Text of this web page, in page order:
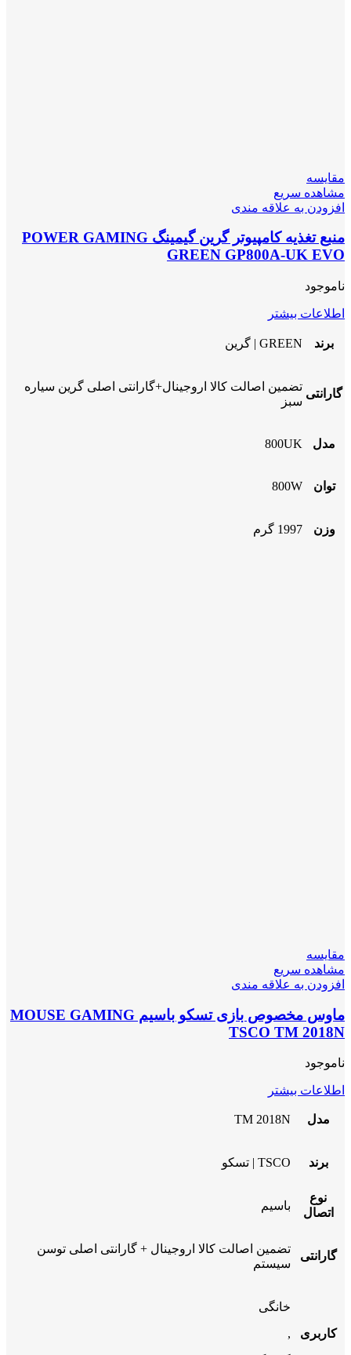
مقایسه
مشاهده سریع
افزودن به علاقه مندی
منبع تغذیه کامپیوتر گرین گیمینگ POWER GAMING
GREEN GP800A-UK EVO
ناموجود
اطلاعات بیشتر
برند GREEN | گرین
گارانتی
تضمین اصالت کالا اروجینال+گارانتی اصلی گرین سیاره
سبز
مدل 800UK
توان 800W
وزن 1997 گرم
مقایسه
مشاهده سریع
افزودن به علاقه مندی
ماوس مخصوص بازی تسکو باسیم MOUSE GAMING
TSCO TM 2018N
ناموجود
اطلاعات بیشتر
مدل TM 2018N
برند TSCO | تسکو
نوع
اتصال
باسیم
گارانتی
تضمین اصالت کالا اروجینال + گارانتی اصلی توسن
سیستم
کاربری
خانگی
,